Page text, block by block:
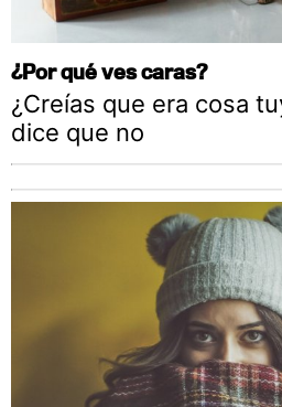
¿Por qué ves caras?
¿Creías que era cosa
dice que no